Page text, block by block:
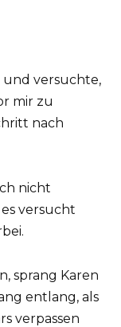
und versuchte,
mir zu
nach
nicht
versucht
sprang Karen
entlang, als
verpassen